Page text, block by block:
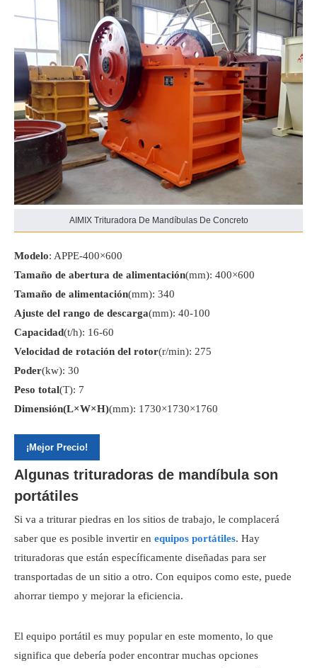
AIMIX Trituradora De Mandíbulas De Concreto
Modelo: APPE-400×600
Tamaño de abertura de alimentación(mm): 400×600
Tamaño de alimentación(mm): 340
Ajuste del rango de descarga(mm): 40-100
Capacidad(t/h): 16-60
Velocidad de rotación del rotor(r/min): 275
Poder(kw): 30
Peso total(T): 7
Dimensión(L×W×H)(mm): 1730×1730×1760
¡Mejor Precio!
Algunas trituradoras de mandíbula son
portátiles
Si va a triturar piedras en los sitios de trabajo, le complacerá
saber que es posible invertir en equipos portátiles. Hay
trituradoras que están específicamente diseñadas para ser
transportadas de un sitio a otro. Con equipos como este, puede
ahorrar tiempo y mejorar la eficiencia.
El equipo portátil es muy popular en este momento, lo que
significa que debería poder encontrar muchas opciones